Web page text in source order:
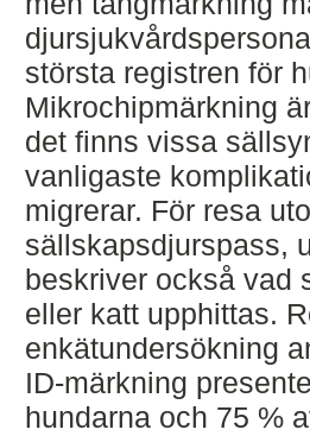
största registren för
Mikrochipmärkning
det finns vissa
vanligaste
migrerar. För resa
sällskapsdjurspass,
beskriver också vad
eller katt upphittas.
enkätundersökning
ID-märkning
hundarna och 75 %